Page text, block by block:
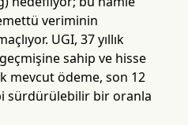
veriminin
UGI, 37 yıllık
sahip ve hisse
mevcut ödeme, son 12
sürdürülebilir bir oranla